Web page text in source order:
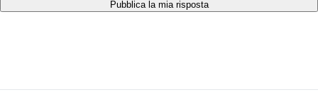
Pubblica la mia risposta